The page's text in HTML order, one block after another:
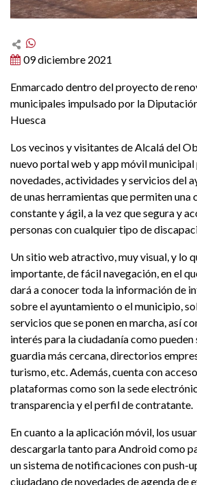
09 diciembre 2021
Enmarcado dentro del proyecto de
municipales impulsado por la
Huesca
Los vecinos y visitantes de Alcalá del
nuevo portal web y app móvil municipal
novedades, actividades y servicios del
de unas herramientas que permiten una
constante y ágil, a la vez que segura y
personas con cualquier tipo de
Un sitio web atractivo, muy visual, y lo
importante, de fácil navegación, en el
dará a conocer toda la información de
sobre el ayuntamiento o el municipio,
servicios que se ponen en marcha, así
interés para la ciudadanía como
guardia más cercana, directorios
turismo, etc. Además, cuenta con
plataformas como son la sede
transparencia y el perfil de contratante.
En cuanto a la aplicación móvil, los
descargarla tanto para Android como
un sistema de notificaciones con push-
ciudadano de novedades de agenda de